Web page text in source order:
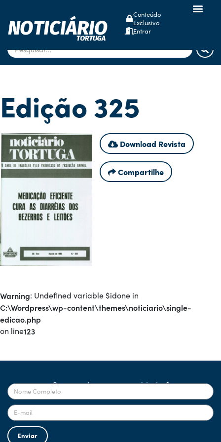
Conteúdo
Exclusivo
Entrar
Edição 325
Download Revista
Compartilhe
Warning: Undefined variable $idone in
C:\Wordpress\wp-content\themes\noticiario\single-
edicao.php
on line123
Quer receber nossas novidades?
Enviar